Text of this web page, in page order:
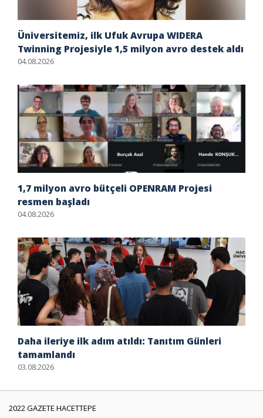
Üniversitemiz, ilk Ufuk Avrupa WIDERA
Twinning Projesiyle 1,5 milyon avro destek aldı
04.08.2026
1,7 milyon avro bütçeli OPENRAM Projesi
resmen başladı
04.08.2026
Daha ileriye ilk adım atıldı: Tanıtım Günleri
tamamlandı
03.08.2026
2022 GAZETE HACETTEPE